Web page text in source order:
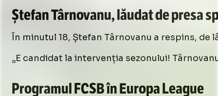
Ștefan Târnovanu, lăudat de presa
În minutul 18, Ștefan Târnovanu a respins,
„E candidat la intervenția sezonului!
Programul FCSB în Europa League
Foto2/15